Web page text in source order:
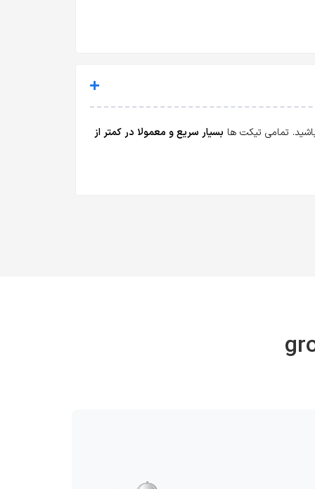
تمامی تیکت ها بسیار سریع و معمولا در کمتر از